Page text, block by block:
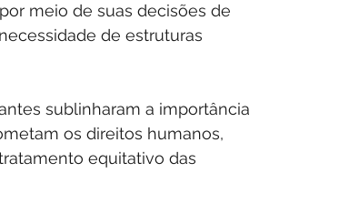
meio de suas decisões de
de estruturas
sublinharam a importância
os direitos humanos,
equitativo das